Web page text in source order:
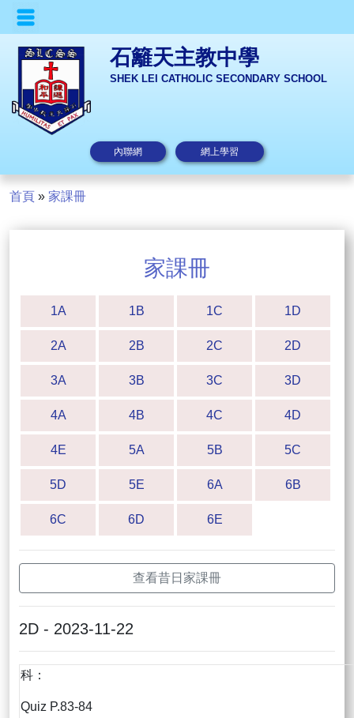
石籬天主教中學
SHEK LEI CATHOLIC SECONDARY SCHOOL
內聯網 網上學習
首頁 » 家課冊
家課冊
1A 1B 1C 1D
2A 2B 2C 2D
3A 3B 3C 3D
4A 4B 4C 4D
4E 5A 5B 5C
5D 5E 6A 6B
6C 6D 6E
查看昔日家課冊
2D - 2023-11-22
科：
Quiz P.83-84